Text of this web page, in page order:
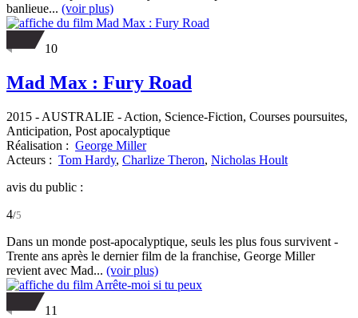
banlieue... (voir plus)
10
Mad Max : Fury Road
2015 - AUSTRALIE - Action, Science-Fiction, Courses poursuites,
Anticipation, Post apocalyptique
Réalisation : George Miller
Acteurs : Tom Hardy, Charlize Theron, Nicholas Hoult
avis du public :
4/5
Dans un monde post-apocalyptique, seuls les plus fous survivent -
Trente ans après le dernier film de la franchise, George Miller
revient avec Mad... (voir plus)
11